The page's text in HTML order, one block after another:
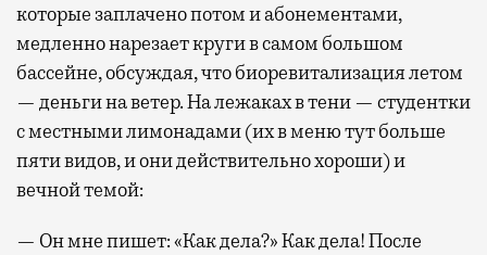
которые заплачено потом и абонементами,
медленно нарезает круги в самом большом
бассейне, обсуждая, что биоревитализация летом
— деньги на ветер. На лежаках в тени — студентки
с местными лимонадами (их в меню тут больше
пяти видов, и они действительно хороши) и
вечной темой:
— Он мне пишет: «Как дела?» Как дела! После